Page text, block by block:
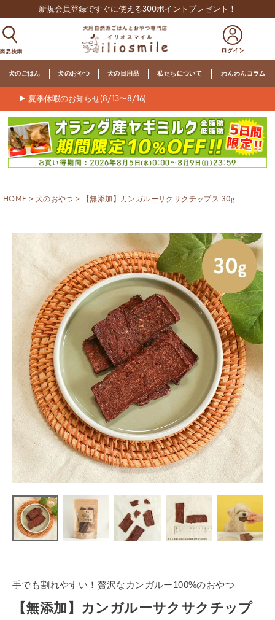
新規会員登録ですぐに使える300ポイントプレゼント！
犬のごはん 犬のおやつ 犬の日用品 私たちについて わんわんコラム
▶ 夏季休暇のお知らせ(8/13〜8/16)
HOME 犬のおやつ 【無添加】カンガルーサクサクチップス 30g
手でも割れやすい！贅沢なカンガルー100%のおやつ
【無添加】カンガルーサクサクチップ